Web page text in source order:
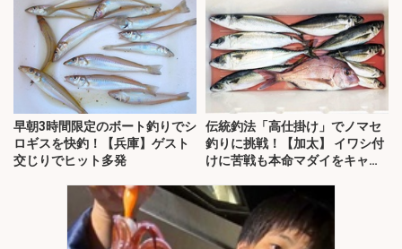
早朝3時間限定のボート釣りでシ
ロギスを快釣！【兵庫】ゲスト
交じりでヒット多発
伝統釣法「高仕掛け」でノマセ
釣りに挑戦！【加太】 イワシ付
けに苦戦も本命マダイをキャッ